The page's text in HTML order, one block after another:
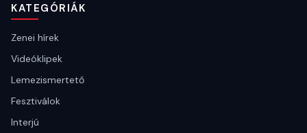
KATEGÓRIÁK
Zenei hírek
Videóklipek
Lemezismertető
Fesztiválok
Interjú